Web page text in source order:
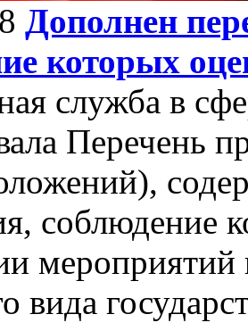
Дополнен
которых
служба в
Перечень
соблюдение
вида